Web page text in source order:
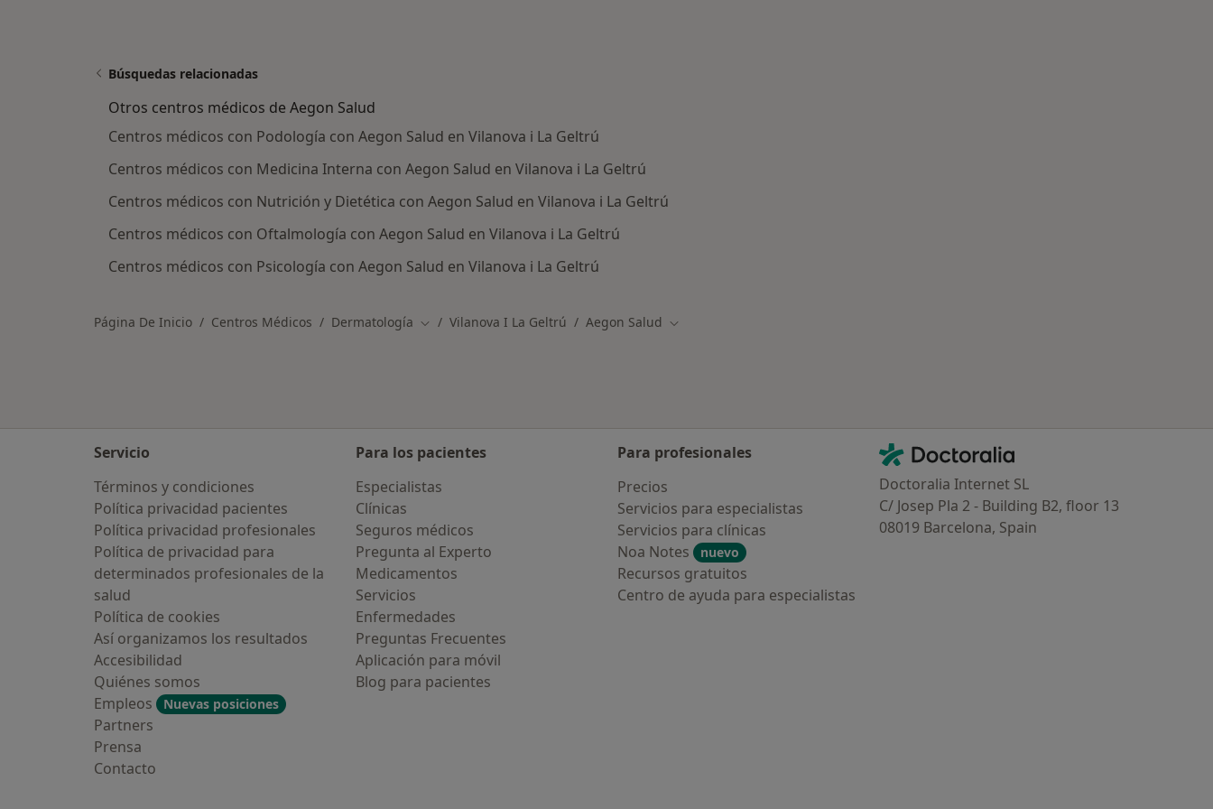
Búsquedas relacionadas
Otros centros médicos de Aegon Salud
Centros médicos con Podología con Aegon Salud en Vilanova i La Geltrú
Centros médicos con Medicina Interna con Aegon Salud en Vilanova i La Geltrú
Centros médicos con Nutrición y Dietética con Aegon Salud en Vilanova i La Geltrú
Centros médicos con Oftalmología con Aegon Salud en Vilanova i La Geltrú
Centros médicos con Psicología con Aegon Salud en Vilanova i La Geltrú
Página De Inicio Centros Médicos Dermatología Cambiar de ciudad
Vilanova I La Geltrú Aegon Salud Cambiar de ciudad
Servicio
Términos y condiciones
Política privacidad pacientes
Política privacidad profesionales
Política de privacidad para
determinados profesionales de la
salud
Política de cookies
Así organizamos los resultados
Accesibilidad
Quiénes somos
Empleos
Nuevas posiciones
Partners
Prensa
Contacto
Para los pacientes
Especialistas
Clínicas
Seguros médicos
Pregunta al Experto
Medicamentos
Servicios
Enfermedades
Preguntas Frecuentes
Aplicación para móvil
Blog para pacientes
Para profesionales
Precios
Servicios para especialistas
Servicios para clínicas
Noa Notes
nuevo
Recursos gratuitos
Centro de ayuda para especialistas
Contacto
Doctoralia - Página de inicio
Doctoralia Internet SL
C/ Josep Pla 2 - Building B2, floor 13
08019 Barcelona, Spain